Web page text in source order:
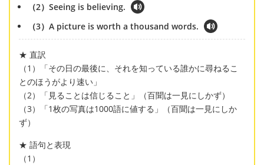
（2）Seeing is believing.
（3）A picture is worth a thousand words.
★ 直訳
（1）「その日の最後に、それを知っている誰かに尋ねるこ
とのほうがより速い」
（2）「見ることは信じること」（百聞は一見にしかず）
（3）「1枚の写真は1000語に値する」（百聞は一見にしか
ず）
★ 語句と表現
（1）